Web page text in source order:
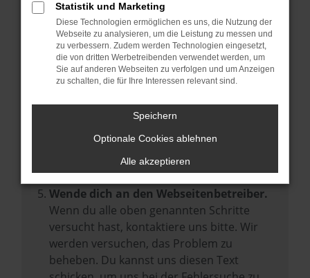
Starte dein Gerät neu.
Das kann manchmal helfen,
vorübergehende Probleme zu beheben.
Stelle sicher, dass dein Browser und dein
Betriebssystem auf dem neuesten Stand
sind.
Veraltete Software birgt nicht nur ein
Sicherheitsrisiko, sondern kann auch dazu
führen, dass bestimmte Funktionen nicht
mehr unterstützt werden.
Wende dich an den Webseitenbetreiber.
Wenn du alle oben genannten Schritte
versucht hast, kontaktiere uns bitte. Wir
werden versuchen, das Problem zu
beheben. Du kannst uns diesen Text
Statistik und Marketing
Diese Technologien ermöglichen es uns, die Nutzung der
Webseite zu analysieren, um die Leistung zu messen und
zu verbessern. Zudem werden Technologien eingesetzt,
die von dritten Werbetreibenden verwendet werden, um
Sie auf anderen Webseiten zu verfolgen und um Anzeigen
zu schalten, die für Ihre Interessen relevant sind.
Speichern
Optionale Cookies ablehnen
Alle akzeptieren